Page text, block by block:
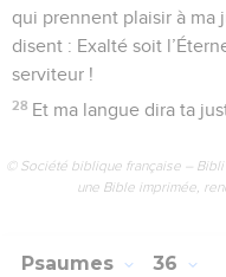
qui prennent plaisir à ma
disent : Exalté soit
serviteur !
28 Et ma langue dira ta
© Société biblique française –
une Bible imprimée,
Psaumes 36